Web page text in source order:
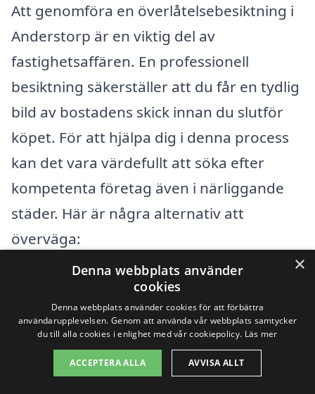
Att genomföra en överlåtelsebesiktning i
Anderstorp är en viktig del av
fastighetsaffären. En professionell
besiktning säkerställer att du får en tydlig
bild av bostadens skick innan du slutför
köpet. För att hjälpa dig i denna process
kan det vara värdefullt att söka efter
kompetenta företag även i närliggande
städer. Här är några alternativ att
överväga:
Värnamo
Hestra
×
Denna webbplats använder
cookies
Denna webbplats använder cookies för att förbättra
användarupplevelsen. Genom att använda vår webbplats samtycker
du till alla cookies i enlighet med vår cookiepolicy. Läs mer
ACCEPTERA ALLA AVVISA ALLT